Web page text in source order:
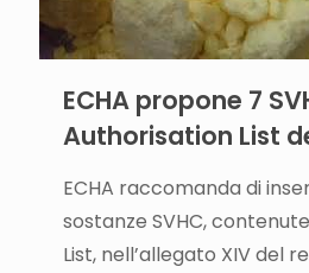
ECHA propone 7
Authorisation List
ECHA raccomanda di
sostanze SVHC,
List, nell’allegato XIV del